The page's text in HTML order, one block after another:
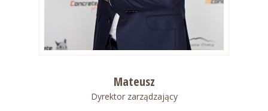
Mateusz
Dyrektor zarządzający